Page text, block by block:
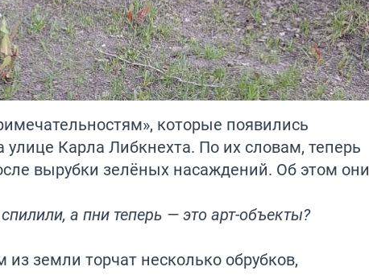
которые появились
Карла Либкнехта. По их словам, теперь
вырубки зелёных насаждений. Об этом они
а пни теперь — это арт-объекты?
земли торчат несколько обрубков,